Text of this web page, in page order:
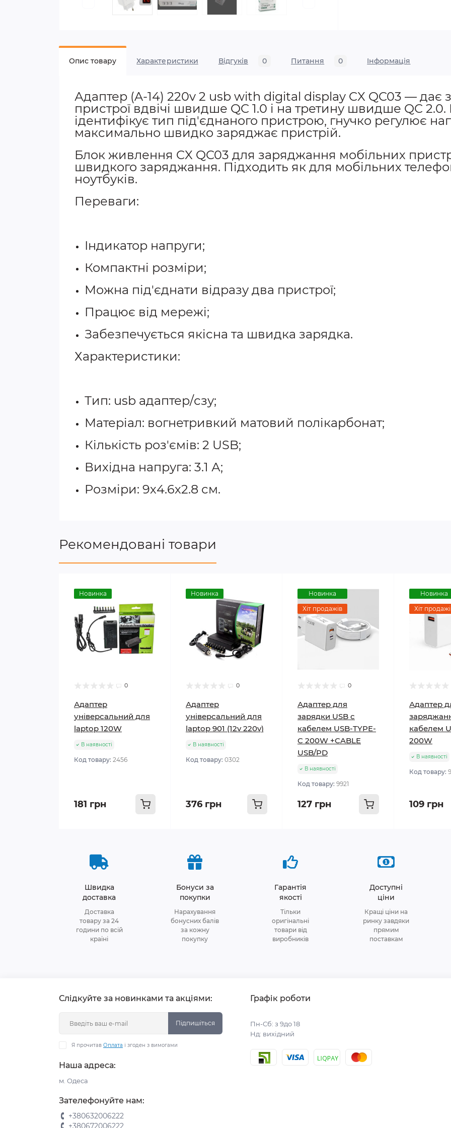
Опис товару Характеристики Відгуків 0 Питання 0 Iнформація
Адаптер (A-14) 220v 2 usb with digital display CX QC03 — дає
пристрої вдвічі швидше QC 1.0 і на третину швидше QC
ідентифікує тип під'єднаного пристрою, гнучко регулює
максимально швидко заряджає пристрій.
Блок живлення CX QC03 для заряджання мобільних
швидкого заряджання. Підходить як для мобільних
ноутбуків.
Переваги:
Індикатор напруги;
Компактні розміри;
Можна під'єднати відразу два пристрої;
Працює від мережі;
Забезпечується якісна та швидка зарядка.
Характеристики:
Тип: usb адаптер/сзу;
Матеріал: вогнетривкий матовий полікарбонат;
Кількість роз'ємів: 2 USB;
Вихідна напруга: 3.1 А;
Розміри: 9х4.6х2.8 см.
Рекомендовані товари
Новинка
0
Адаптер
універсальний для
laptop 120W
В наявності
Код товару: 2456
181 грн
Новинка
0
Адаптер
універсальний для
laptop 901 (12v 220v)
В наявності
Код товару: 0302
376 грн
Новинка
Хіт продажів
0
Адаптер для
зарядки USB с
кабелем USB-TYPE-
C 200W +CABLE
USB/PD
В наявності
Код товару: 9921
127 грн
Новинка
Хіт
Адаптер
кабелем
200W
В наявності
Код товару:
109 грн
Швидка
доставка
Доставка
товару за 24
години по всій
країні
Бонуси за
покупки
Нарахування
бонусних балів
за кожну
покупку
Гарантія
якості
Тільки
оригінальні
товари від
виробників
Доступні
ціни
Кращі ціни на
ринку завдяки
прямим
поставкам
Слідкуйте за новинками та акціями:
Підпишіться
Я прочитав Оплата і згоден з вимогами
Наша адреса:
м. Одеса
Зателефонуйте нам:
+380632006222
+380672006222
Графік роботи
Пн-Сб: з 9до 18
Нд: вихідний